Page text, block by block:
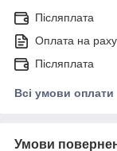
Післяплата
Оплата на
Післяплата
Всі умови оплати
Умови